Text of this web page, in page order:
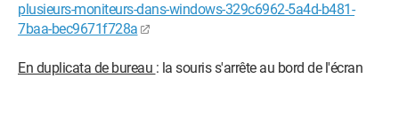
plusieurs-moniteurs-dans-windows-329c6962-5a4d-b481-
7baa-bec9671f728a
En duplicata de bureau : la souris s'arrête au bord de l'écran